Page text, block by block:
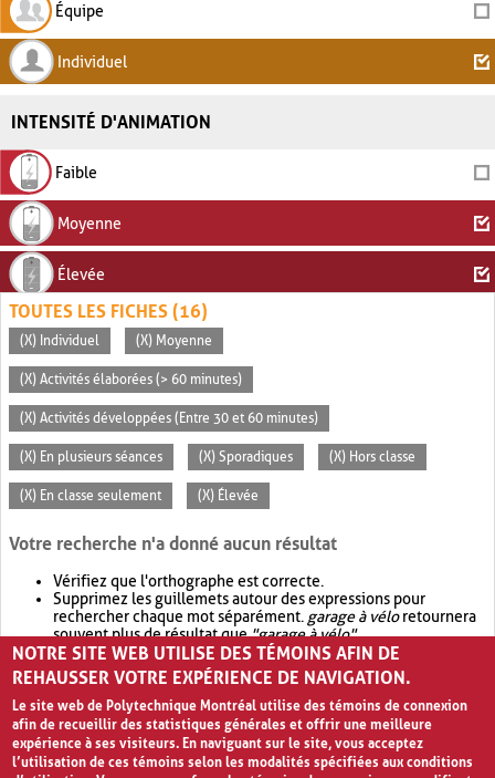
Équipe
Individuel
INTENSITÉ D'ANIMATION
Faible
Moyenne
Élevée
TOUTES LES FICHES (16)
(X) Individuel (X) Moyenne
(X) Activités élaborées (> 60 minutes)
(X) Activités développées (Entre 30 et 60 minutes)
(X) En plusieurs séances (X) Sporadiques (X) Hors classe
(X) En classe seulement (X) Élevée
Votre recherche n'a donné aucun résultat
Vérifiez que l'orthographe est correcte.
Supprimez les guillemets autour des expressions pour
rechercher chaque mot séparément. garage à véloretournera
souvent plus de résultat que"garage à vélo".
Envisagez d'élargir votre recherche avec OR.garage OR vélo
retournera souvent plus de résultat quegarage à vélo
NOTRE SITE WEB UTILISE DES TÉMOINS AFIN DE
REHAUSSER VOTRE EXPÉRIENCE DE NAVIGATION.
Le site web de Polytechnique Montréal utilise des témoins de connexion
afin de recueillir des statistiques générales et offrir une meilleure
expérience à ses visiteurs. En naviguant sur le site, vous acceptez
l’utilisation de ces témoins selon les modalités spécifiées aux conditions